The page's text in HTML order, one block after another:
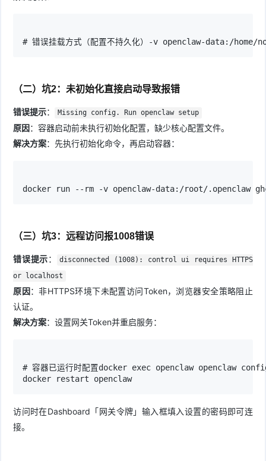
# 错误挂载方式（配置不持久化）-v openclaw-data:/
（二）坑2：未初始化直接启动导致报错
错误提示： Missing config. Run openclaw setup
原因：容器启动前未执行初始化配置，缺少核心配置文件。
解决方案：先执行初始化命令，再启动容器：
docker run --rm -v openclaw-data:/root/.openclaw
（三）坑3：远程访问报1008错误
错误提示：
disconnected (1008): control ui requires HTTPS
or localhost
原因：非HTTPS环境下未配置访问Token，浏览器安全策略阻止
认证。
解决方案：设置网关Token并重启服务：
# 容器已运行时配置docker exec openclaw openclaw
docker restart openclaw
访问时在Dashboard「网关令牌」输入框填入设置的密码即可连
接。